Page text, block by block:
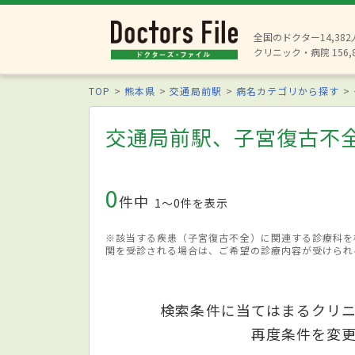
全国のドクター14,382
クリニック・病院
TOP 熊本県 交通局前駅 病名カテゴリから探す
交通局前駅、子宮復古不
0件中 1〜0件を表示
※該当する疾患（子宮復古不全）に関連する診療科
関を受診される場合は、ご希望の診療内容が受けら
検索条件に当てはまるクリ
再度条件を変